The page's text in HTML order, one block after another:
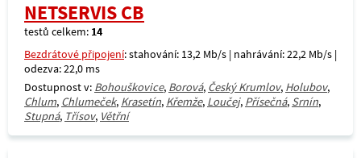
NETSERVIS CB
testů celkem: 14
Bezdrátové připojení: stahování: 13,2 Mb/s | nahrávání: 22,2 Mb/s |
odezva: 22,0 ms
Dostupnost v: Bohouškovice, Borová, Český Krumlov, Holubov,
Chlum, Chlumeček, Krasetín, Křemže, Loučej, Přísečná, Srnín,
Stupná, Třísov, Větřní